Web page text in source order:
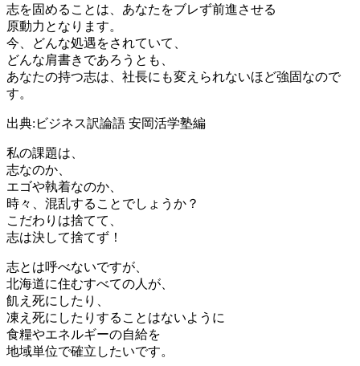
志を固めることは、あなたをブレず前進させる
原動力となります。
今、どんな処遇をされていて、
どんな肩書きであろうとも、
あなたの持つ志は、社長にも変えられないほど強固なので
す。
出典:ビジネス訳論語 安岡活学塾編
私の課題は、
志なのか、
エゴや執着なのか、
時々、混乱することでしょうか？
こだわりは捨てて、
志は決して捨てず！
志とは呼べないですが、
北海道に住むすべての人が、
飢え死にしたり、
凍え死にしたりすることはないように
食糧やエネルギーの自給を
地域単位で確立したいです。